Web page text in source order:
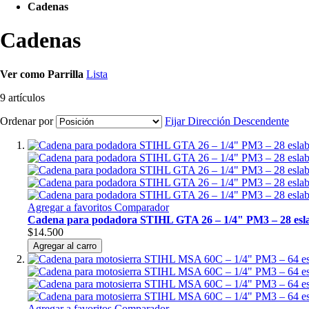
Cadenas
Cadenas
Ver como Parrilla Lista
9 artículos
Ordenar por
Fijar Dirección Descendente
Agregar a favoritos Comparador
Cadena para podadora STIHL GTA 26 – 1/4" PM3 – 28
$14.500
Agregar al carro